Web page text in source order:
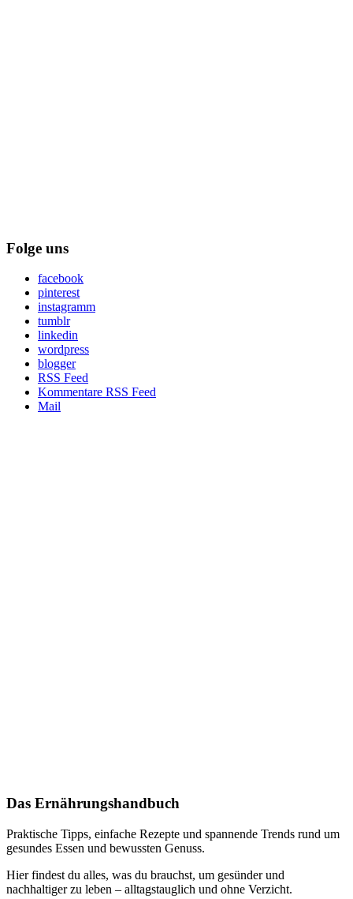
Folge uns
facebook
pinterest
instagramm
tumblr
linkedin
wordpress
blogger
RSS Feed
Kommentare RSS Feed
Mail
Das Ernährungshandbuch
Praktische Tipps, einfache Rezepte und spannende Trends rund um
gesundes Essen und bewussten Genuss.
Hier findest du alles, was du brauchst, um gesünder und
nachhaltiger zu leben – alltagstauglich und ohne Verzicht.